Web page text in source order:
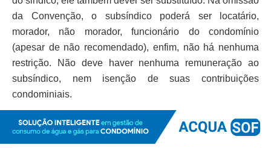
da Convenção, o subsíndico poderá ser locatário,
morador, não morador, funcionário do condomínio
(apesar de não recomendado), enfim, não há nenhuma
restrição. Não deve haver nenhuma remuneração ao
subsíndico, nem isenção de suas contribuições
condominiais.